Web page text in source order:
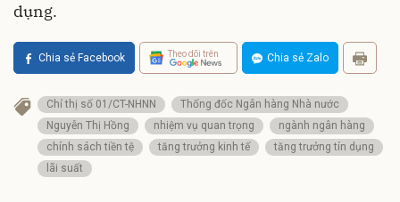
dụng.
Chia sẻ Facebook Theo dõi trên Chia sẻ Zalo
Chỉ thị số 01/CT-NHNN
Thống đốc Ngân hàng Nhà nước
Nguyễn Thị Hồng
nhiệm vụ quan trọng
ngành ngân hàng
chính sách tiền tệ
tăng trưởng kinh tế
tăng trưởng tín dụng
lãi suất